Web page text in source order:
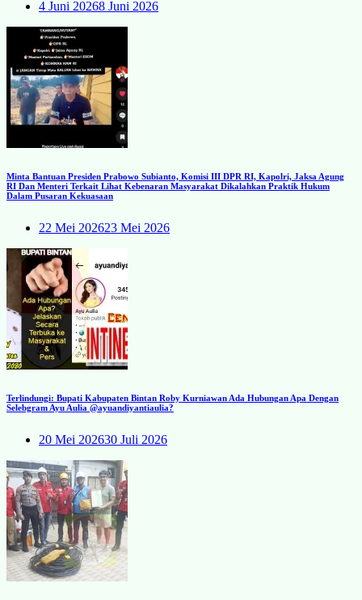
4 Juni 20268 Juni 2026
Minta Bantuan Presiden Prabowo Subianto, Komisi III DPR RI, Kapolri, Jaksa Agung
RI Dan Menteri Terkait Lihat Kebenaran Masyarakat Dikalahkan Praktik Hukum
Dalam Pusaran Kekuasaan
22 Mei 202623 Mei 2026
Terlindungi: Bupati Kabupaten Bintan Roby Kurniawan Ada Hubungan Apa Dengan
Selebgram Ayu Aulia @ayuandiyantiaulia?
20 Mei 202630 Juli 2026